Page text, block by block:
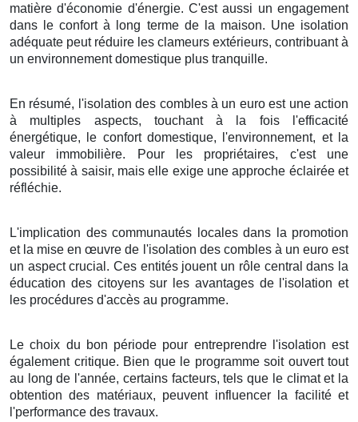
matière d'économie d'énergie. C'est aussi un engagement
dans le confort à long terme de la maison. Une isolation
adéquate peut réduire les clameurs extérieurs, contribuant à
un environnement domestique plus tranquille.
En résumé, l'isolation des combles à un euro est une action
à multiples aspects, touchant à la fois l'efficacité
énergétique, le confort domestique, l'environnement, et la
valeur immobilière. Pour les propriétaires, c'est une
possibilité à saisir, mais elle exige une approche éclairée et
réfléchie.
L'implication des communautés locales dans la promotion
et la mise en œuvre de l'isolation des combles à un euro est
un aspect crucial. Ces entités jouent un rôle central dans la
éducation des citoyens sur les avantages de l'isolation et
les procédures d'accès au programme.
Le choix du bon période pour entreprendre l'isolation est
également critique. Bien que le programme soit ouvert tout
au long de l'année, certains facteurs, tels que le climat et la
obtention des matériaux, peuvent influencer la facilité et
l'performance des travaux.